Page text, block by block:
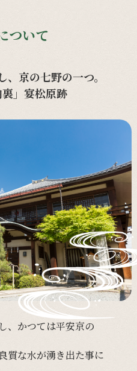
ついて
京の七野の一つ。
」宴松原跡
、 かつては平安京の
良質な水が湧き出た事に